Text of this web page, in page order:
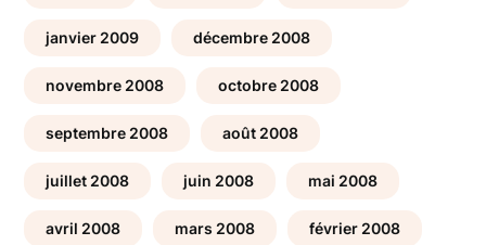
janvier 2009 décembre 2008
novembre 2008 octobre 2008
septembre 2008 août 2008
juillet 2008 juin 2008 mai 2008
avril 2008 mars 2008 février 2008